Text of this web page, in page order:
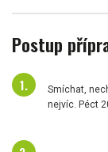
Postup
Smíchat,
nejvíc. Péct